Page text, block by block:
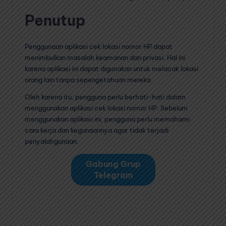
Penutup
Penggunaan aplikasi cek lokasi nomor HP dapat
menimbulkan masalah keamanan dan privasi. Hal ini
karena aplikasi ini dapat digunakan untuk melacak lokasi
orang lain tanpa sepengetahuan mereka.
Oleh karena itu, pengguna perlu berhati-hati dalam
menggunakan aplikasi cek lokasi nomor HP. Sebelum
menggunakan aplikasi ini, pengguna perlu memahami
cara kerja dan kegunaannya agar tidak terjadi
penyalahgunaan.
Gabung Grup
Telegram